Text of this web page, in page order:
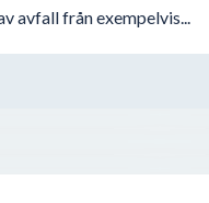
avfall från exempelvis...